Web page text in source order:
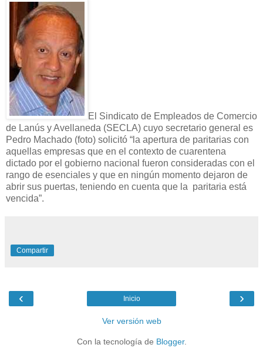
El Sindicato de Empleados de Comercio
de Lanús y Avellaneda (SECLA) cuyo secretario general es
Pedro Machado (foto) solicitó “la apertura de paritarias con
aquellas empresas que en el contexto de cuarentena
dictado por el gobierno nacional fueron consideradas con el
rango de esenciales y que en ningún momento dejaron de
abrir sus puertas, teniendo en cuenta que la paritaria está
vencida”.
Compartir
‹ ›
Inicio
Ver versión web
Con la tecnología de Blogger.